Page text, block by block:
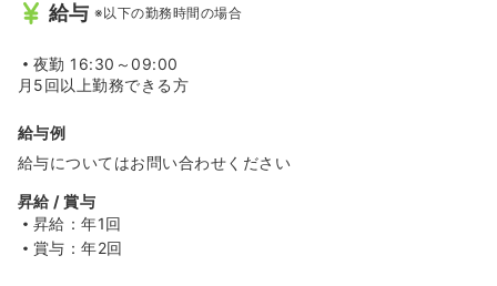
給与 ※以下の勤務時間の場合
夜勤 16:30～09:00
月5回以上勤務できる方
給与例
給与についてはお問い合わせください
昇給 / 賞与
昇給：年1回
賞与：年2回